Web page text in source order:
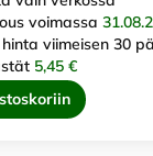
voimassa
viimeisen 30
5,45 €